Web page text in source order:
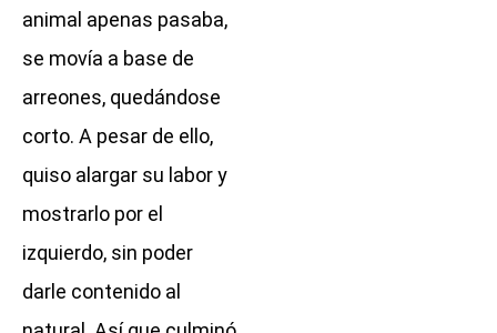
animal apenas pasaba,
se movía a base de
arreones, quedándose
corto. A pesar de ello,
quiso alargar su labor y
mostrarlo por el
izquierdo, sin poder
darle contenido al